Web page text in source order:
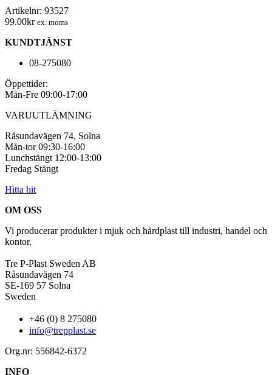
Artikelnr: 93527
99.00kr ex. moms
KUNDTJÄNST
08-275080
Öppettider:
Mån-Fre 09:00-17:00
VARUUTLÄMNING
Råsundavägen 74, Solna
Mån-tor 09:30-16:00
Lunchstängt 12:00-13:00
Fredag Stängt
Hitta hit
OM OSS
Vi producerar produkter i mjuk och hårdplast till industri, handel och
kontor.
Tre P-Plast Sweden AB
Råsundavägen 74
SE-169 57 Solna
Sweden
+46 (0) 8 275080
info@trepplast.se
Org.nr: 556842-6372
INFO